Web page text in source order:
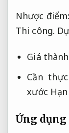
Nhược điểm:
Thi công.
Giá
Cần
xước
Ứng